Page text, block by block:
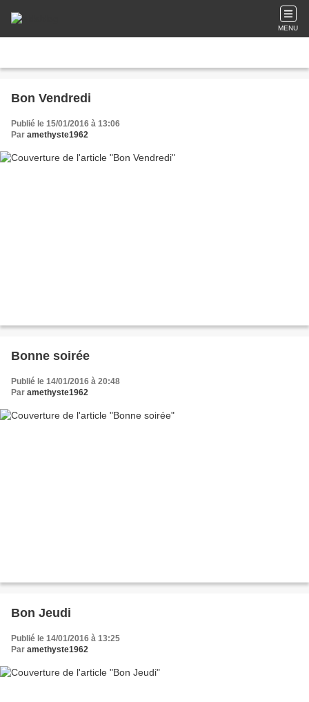
MENU
Bon Vendredi
Publié le 15/01/2016 à 13:06
Par amethyste1962
Bonne soirée
Publié le 14/01/2016 à 20:48
Par amethyste1962
Bon Jeudi
Publié le 14/01/2016 à 13:25
Par amethyste1962